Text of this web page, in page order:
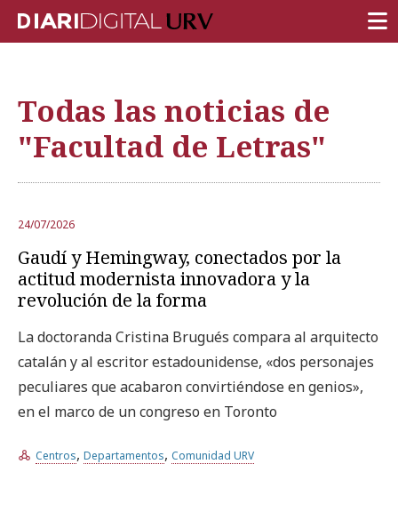
INVESTIGACIÓN
DOCENCIA
INSTITUCIÓN
VIDA EN EL CAMPUS
COMUNIDAD URV
REPORTAJES
Ámbitos universitarios
Todas las noticias de
"Facultad de Letras"
24/07/2026
Gaudí y Hemingway, conectados por la
actitud modernista innovadora y la
revolución de la forma
La doctoranda Cristina Brugués compara al arquitecto
catalán y al escritor estadounidense, «dos personajes
peculiares que acabaron convirtiéndose en genios»,
en el marco de un congreso en Toronto
Centros, Departamentos, Comunidad URV